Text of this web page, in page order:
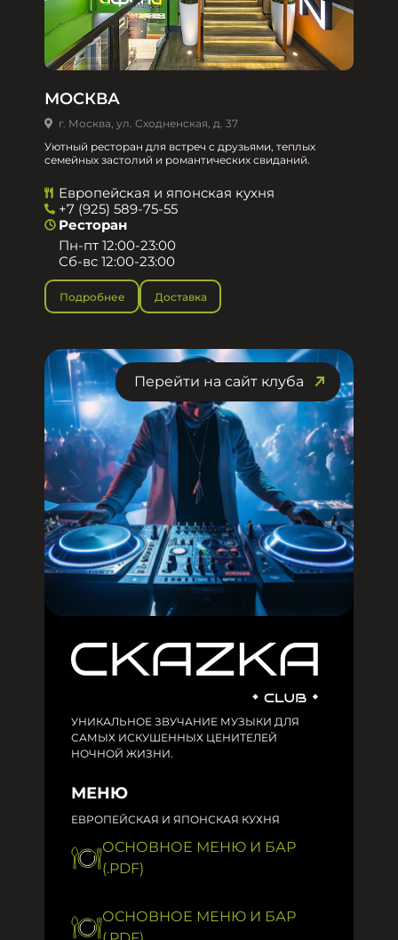
МОСКВА
г. Москва, ул. Сходненская, д. 37
Уютный ресторан для встреч с друзьями, теплых
семейных застолий и романтических свиданий.
Европейская и японская кухня
+7 (925) 589-75-55
Ресторан
Пн-пт 12:00-23:00
Сб-вс 12:00-23:00
Подробнее Доставка
Перейти на сайт клуба
УНИКАЛЬНОЕ ЗВУЧАНИЕ МУЗЫКИ ДЛЯ
САМЫХ ИСКУШЕННЫХ ЦЕНИТЕЛЕЙ
НОЧНОЙ ЖИЗНИ.
МЕНЮ
ЕВРОПЕЙСКАЯ И ЯПОНСКАЯ КУХНЯ
ОСНОВНОЕ МЕНЮ И БАР
(.PDF)
ОСНОВНОЕ МЕНЮ И БАР